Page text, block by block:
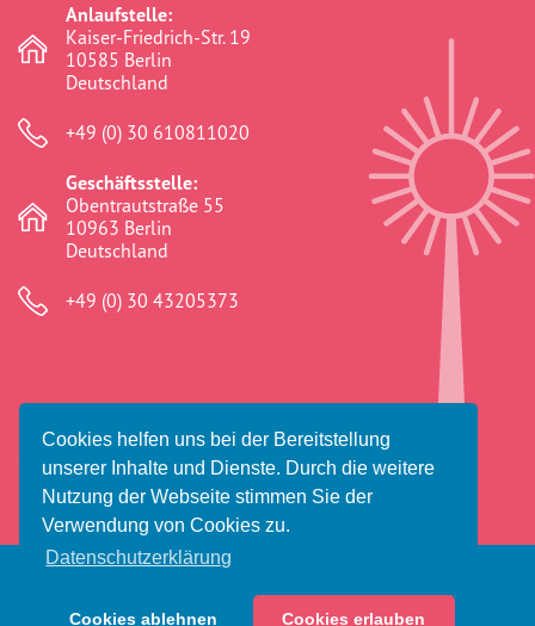
Cookies helfen uns bei der Bereitstellung
unserer Inhalte und Dienste. Durch die weitere
Nutzung der Webseite stimmen Sie der
Verwendung von Cookies zu.
Datenschutzerklärung
Cookies ablehnen Cookies erlauben
Anlaufstelle:
Kaiser-Friedrich-Str. 19
10585 Berlin
Deutschland
+49 (0) 30 610811020
Geschäftsstelle:
Obentrautstraße 55
10963 Berlin
Deutschland
+49 (0) 30 43205373
© 2026 Amaro Foro e.V.
Impressum
Datenschutz Haftungsausschluss